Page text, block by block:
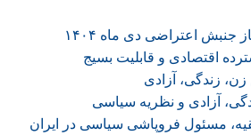
جنبش اعتراضی دی ماه ۱۴۰۴
اقتصادی و قابلیت بسیج
زندگی، آزادی
آزادی و نظریه سیاسی
مسئول فروپاشی سیاسی در ایران